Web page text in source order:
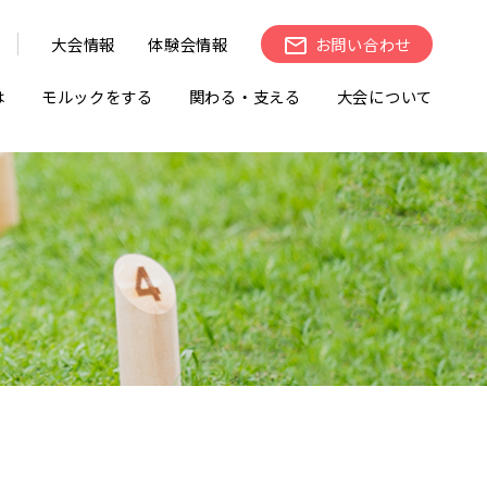
大会情報 体験会情報 お問い合わせ
モルックをする 関わる・支える 大会について